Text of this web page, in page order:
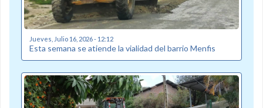
Jueves, Julio 16, 2026 - 12:12
Esta semana se atiende la vialidad del barrio Menfis